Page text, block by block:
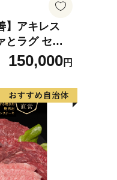
】アキレス
とラグ セッ
ファセット
ソファーラ
ファー ラグ
テリア 滋賀県
150,000円